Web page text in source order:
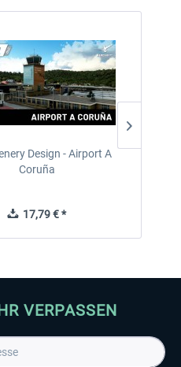
Design - Airport A
Coruña
17,79 € *
VERPASSEN